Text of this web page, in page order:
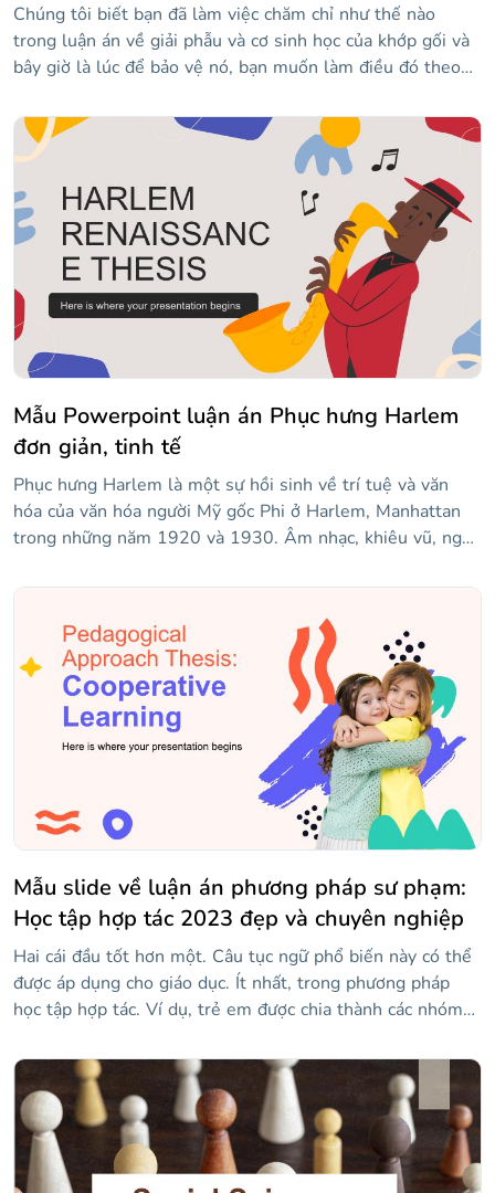
Chúng tôi biết bạn đã làm việc chăm chỉ như thế nào
trong luận án về giải phẫu và cơ sinh học của khớp gối và
bây giờ là lúc để bảo vệ nó, bạn muốn làm điều đó theo
học tập này với điểm số tốt nhất có thể. Đây là những gì
bạn đang tìm kiếm! Chúng tôi đã thiết kế một bài thuyết
trình với cấu trúc phù hợp để bạn trình bày những điểm
phù hợp nhất trong luận án của mình và giải thích công
việc của bạn một cách chuyên nghiệp và rõ ràng. Bởi vì
chúng tôi muốn làm cho cuộc sống của bạn dễ dàng hơn,
bạn chỉ cần lấp đầy các slide với nội dung của mình và bạn
sẽ sẵn sàng để thành công.
Mẫu Powerpoint luận án Phục hưng Harlem
đơn giản, tinh tế
Phục hưng Harlem là một sự hồi sinh về trí tuệ và văn
hóa của văn hóa người Mỹ gốc Phi ở Harlem, Manhattan
trong những năm 1920 và 1930. Âm nhạc, khiêu vũ, nghệ
bao gồm nhiều lĩnh vực! Chúng tôi muốn bày tỏ lòng kính
trọng với mẫu đầy màu sắc này đối với phong trào quan
trọng này ở Hoa Kỳ. Thiết kế lượn sóng, đầy màu sắc và
trừu tượng, và có rất nhiều hình ảnh minh họa dễ thương
về những người hát, nhảy múa, chơi nhạc cụ... thưởng thức
nghệ thuật, về cơ bản! Hãy thoải mái chỉnh sửa các slide
này để phù hợp với mục đích riêng của bạn, bạn có thể
dành chúng cho sự hồi sinh văn hóa quan trọng này!
Mẫu slide về luận án phương pháp sư phạm:
Học tập hợp tác 2023 đẹp và chuyên nghiệp
Hai cái đầu tốt hơn một. Câu tục ngữ phổ biến này có thể
được áp dụng cho giáo dục. Ít nhất, trong phương pháp
học tập hợp tác. Ví dụ, trẻ em được chia thành các nhóm
hiểu những gì người khác biết rõ hơn, trong khi chúng chia
sẻ những gì chúng biết rõ hơn. Để gây ấn tượng với hội
đồng đánh giá (vì bạn vừa hoàn thành luận án về học tập
hợp tác và bạn muốn bảo vệ nó), đây là một mẫu trực
quan với một số hình dạng trừu tượng và đầy màu sắc,